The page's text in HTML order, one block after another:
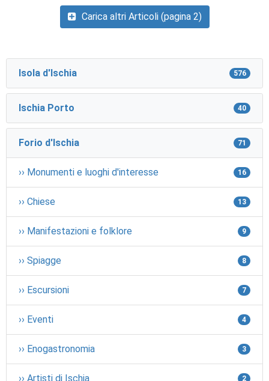
Carica altri Articoli (pagina 2)
Isola d'Ischia 576
Ischia Porto 40
Forio d'Ischia 71
›› Monumenti e luoghi d'interesse 16
›› Chiese 13
›› Manifestazioni e folklore 9
›› Spiagge 8
›› Escursioni 7
›› Eventi 4
›› Enogastronomia 3
›› Artisti di Ischia 2